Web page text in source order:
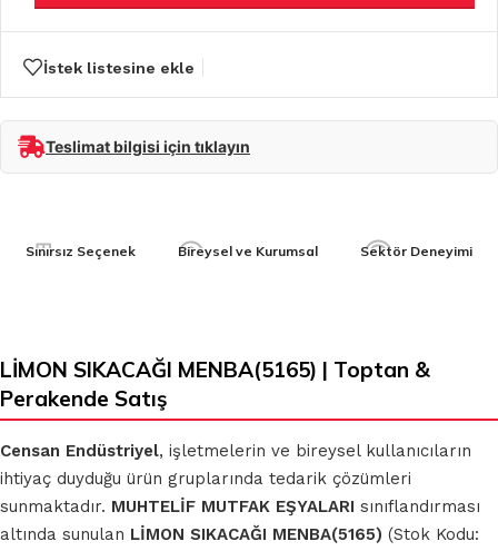
İstek listesine ekle
Teslimat bilgisi için tıklayın
Sınırsız Seçenek Bireysel ve Kurumsal Sektör Deneyimi
LİMON SIKACAĞI MENBA(5165) | Toptan &
Perakende Satış
Censan Endüstriyel, işletmelerin ve bireysel kullanıcıların
ihtiyaç duyduğu ürün gruplarında tedarik çözümleri
sunmaktadır. MUHTELİF MUTFAK EŞYALARI sınıflandırması
altında sunulan LİMON SIKACAĞI MENBA(5165) (Stok Kodu: